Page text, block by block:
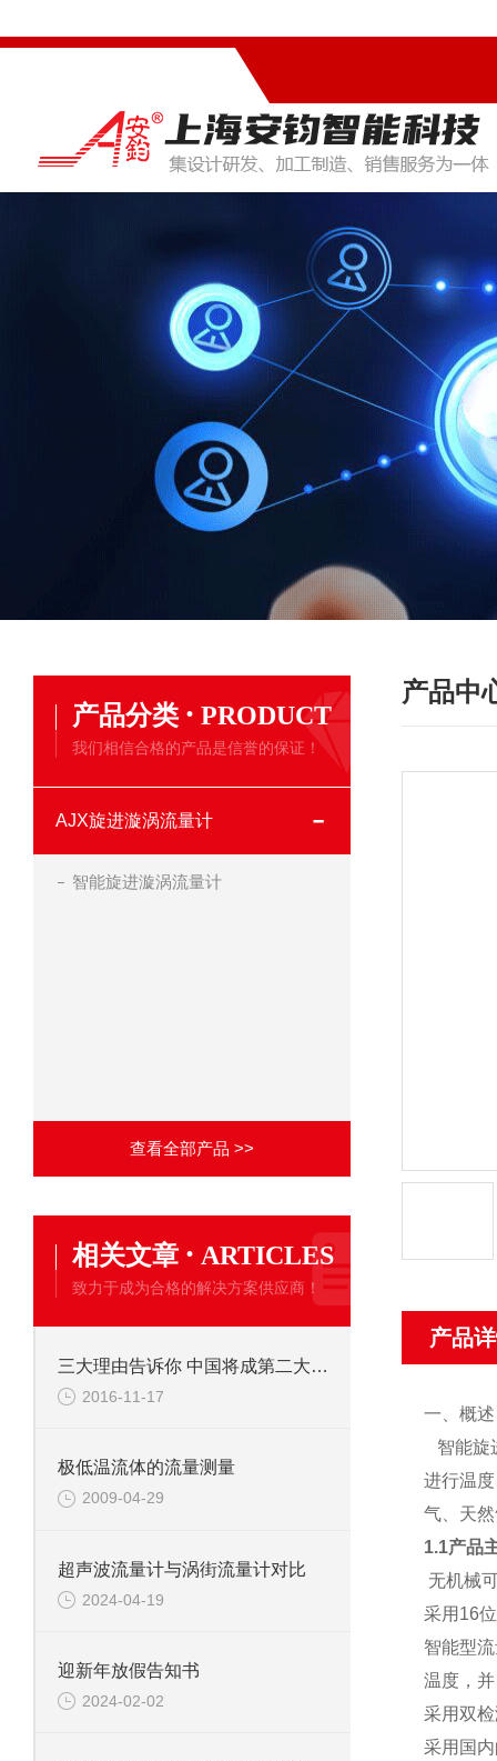
产品分类 · PRODUCT
我们相信合格的产品是信誉的保证！
AJX旋进漩涡流量计
智能旋进漩涡流量计
查看全部产品 >>
相关文章 · ARTICLES
致力于成为合格的解决方案供应商！
三大理由告诉你 中国将成第二大天然气生产国！
2016-11-17
极低温流体的流量测量
2009-04-29
超声波流量计与涡街流量计对比
2024-04-19
迎新年放假告知书
2024-02-02
产品中
产品
一、概述
智能旋
进行温
气、天
1.1产品
无机械
采用16
智能型
温度，
采用双
采用国